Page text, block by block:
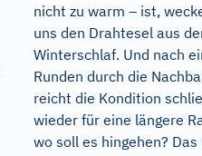
nicht zu warm – ist,
uns den Drahtesel aus
Winterschlaf. Und nach
Runden durch die
reicht die Kondition
wieder für eine längere
wo soll es hingehen? Das